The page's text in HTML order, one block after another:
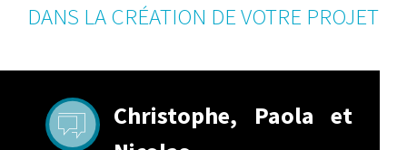
DANS LA CRÉATION DE VOTRE PROJET
Christophe, Paola et